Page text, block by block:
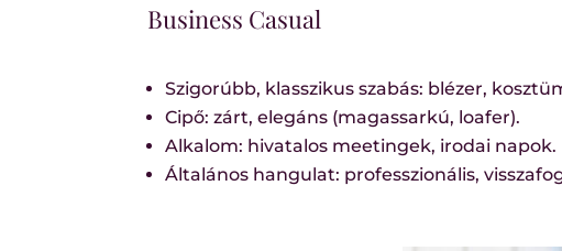
Business Casual
Szigorúbb, klasszikus szabás: blézer,
Cipő: zárt, elegáns (magassarkú, loafer).
Alkalom: hivatalos meetingek, irodai napok.
Általános hangulat: professzionális,